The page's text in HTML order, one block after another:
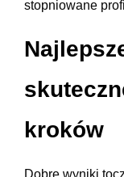
stopniowane
kroków
Dobre wyniki